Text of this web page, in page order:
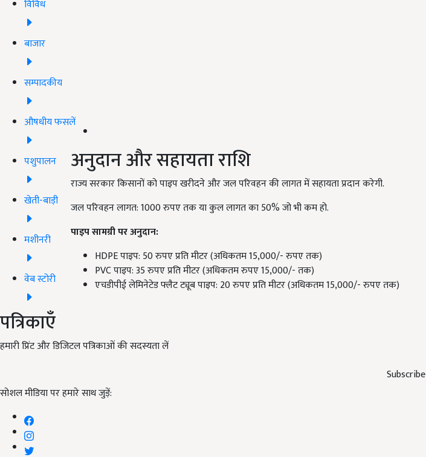
विविध
बाजार
सम्पादकीय
औषधीय फसलें
पशुपालन
खेती-बाड़ी
मशीनरी
वेब स्टोरी
पत्रिकाएँ
हमारी प्रिंट और डिजिटल पत्रिकाओं की सदस्यता लें
Subscribe
सोशल मीडिया पर हमारे साथ जुड़ें:
अनुदान और सहायता राशि
राज्य सरकार किसानों को पाइप खरीदने और जल परिवहन की लागत में सहायता प्रदान करेगी.
जल परिवहन लागत: 1000 रुपए तक या कुल लागत का 50% जो भी कम हो.
पाइप सामग्री पर अनुदान:
HDPE पाइप: 50 रुपए प्रति मीटर (अधिकतम 15,000/- रुपए तक)
PVC पाइप: 35 रुपए प्रति मीटर (अधिकतम रुपए 15,000/- तक)
एचडीपीई लेमिनेटेड फ्लैट ट्यूब पाइप: 20 रुपए प्रति मीटर (अधिकतम 15,000/- रुपए तक)